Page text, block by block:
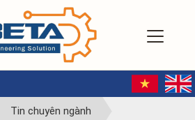
Tin chuyên ngành